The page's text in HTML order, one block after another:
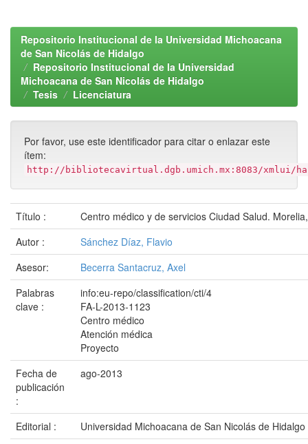
Repositorio Institucional de la Universidad Michoacana
de San Nicolás de Hidalgo
Repositorio Institucional de la Universidad
Michoacana de San Nicolás de Hidalgo
Tesis
Licenciatura
Por favor, use este identificador para citar o enlazar este
ítem:
http://bibliotecavirtual.dgb.umich.mx:8083/xmlui/
Título :
Centro médico y de servicios Ciudad Salud.
Autor :
Sánchez Díaz, Flavio
Asesor:
Becerra Santacruz, Axel
Palabras
clave :
info:eu-repo/classification/cti/4
FA-L-2013-1123
Centro médico
Atención médica
Proyecto
Fecha de
publicación
:
ago-2013
Editorial :
Universidad Michoacana de San Nicolás de Hidalgo